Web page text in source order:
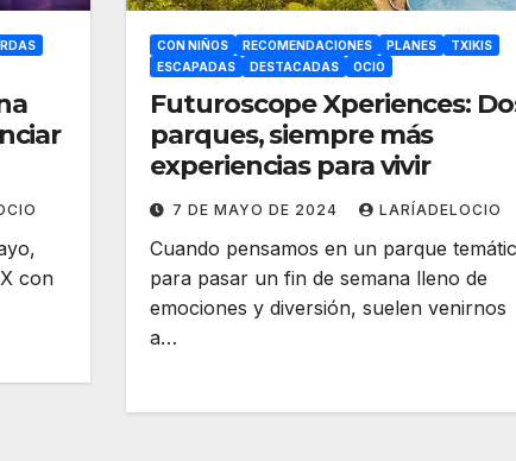
con
CON NIÑOS RECOMENDACIONES PLANES
TXIKIS
ESCAPADAS
DESTACADAS OCIO
Futuroscope Xperiences:
parques, siempre más
experiencias para vivir
7 DE MAYO DE 2024 LARÍADELOCIO
Cuando pensamos en un parque
para pasar un fin de semana lleno de
emociones y diversión, suelen venirnos
a…